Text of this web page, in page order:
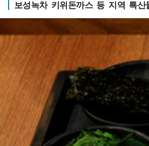
보성녹차 키위돈까스 등 지역 특산